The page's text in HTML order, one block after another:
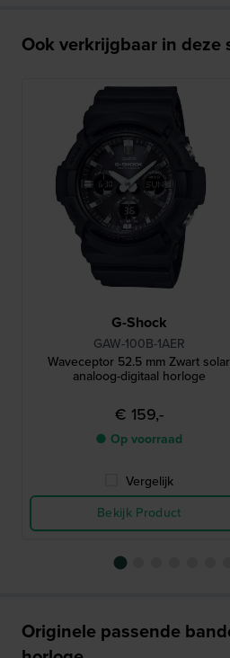
Ook verkrijgbaar in deze
G-Shock
GAW-100B-1AER
Waveceptor 52.5 mm Zwart solar
analoog-digitaal horloge
€ 159,-
● Op voorraad
Vergelijk
Bekijk Product
Originele passende